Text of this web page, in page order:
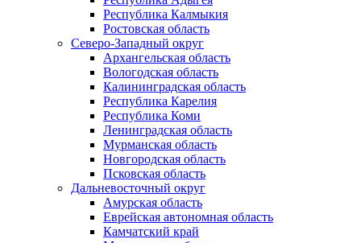
Республика Калмыкия
Ростовская область
Северо-Западный округ
Архангельская область
Вологодская область
Калининградская область
Республика Карелия
Республика Коми
Ленинградская область
Мурманская область
Новгородская область
Псковская область
Дальневосточный округ
Амурская область
Еврейская автономная область
Камчатский край